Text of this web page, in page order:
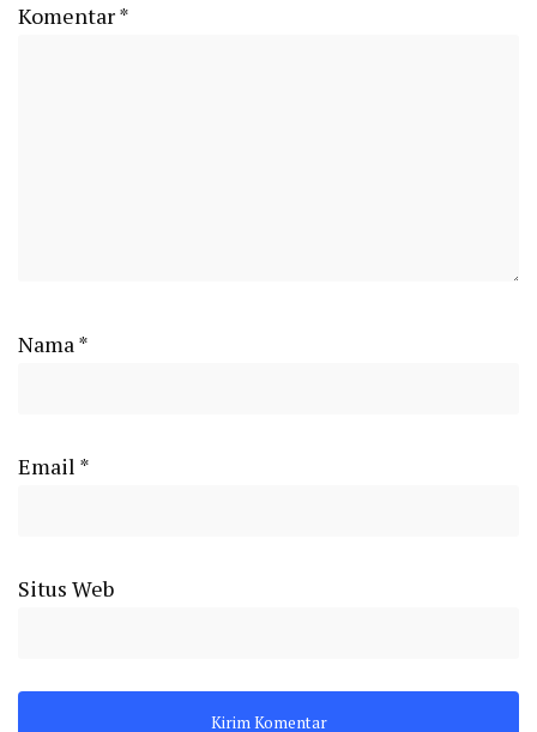
Komentar*
Nama*
Email *
Situs Web